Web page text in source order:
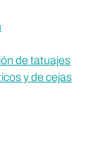
de tatuajes
y de cejas